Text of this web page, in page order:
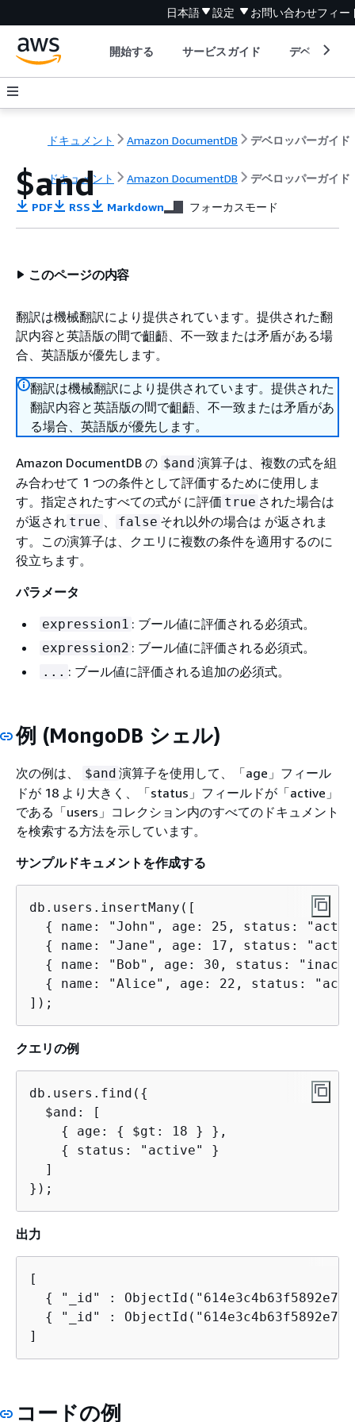
日本語 設定 お問い合わせフィー
開始する サービスガイド デベロッパ
ドキュメント Amazon DocumentDB デベロッパーガイド
ドキュメント Amazon DocumentDB デベロッパーガイド
$and
PDF RSS Markdown フォーカスモード
このページの内容
翻訳は機械翻訳により提供されています。提供された翻
訳内容と英語版の間で齟齬、不一致または矛盾がある場
合、英語版が優先します。
翻訳は機械翻訳により提供されています。提供された
翻訳内容と英語版の間で齟齬、不一致または矛盾があ
る場合、英語版が優先します。
Amazon DocumentDB の $and 演算子は、複数の式を組
み合わせて 1 つの条件として評価するために使用しま
す。指定されたすべての式が に評価 true された場合は
が返され true 、 false それ以外の場合は が返されま
す。この演算子は、クエリに複数の条件を適用するのに
役立ちます。
パラメータ
expression1 : ブール値に評価される必須式。
expression2 : ブール値に評価される必須式。
... : ブール値に評価される追加の必須式。
例 (MongoDB シェル)
次の例は、 $and 演算子を使用して、「age」フィール
ドが 18 より大きく、「status」フィールドが「active」
である「users」コレクション内のすべてのドキュメント
を検索する方法を示しています。
サンプルドキュメントを作成する
db.users.insertMany([
{
name: "John", age: 25, status:
{
name: "Jane", age: 17, status:
{
name: "Bob", age: 30, status:
{
name: "Alice", age: 22, status:
]);
クエリの例
db.users.find( {
  $and: [
{
age: {
$gt: 18 } },
{
status: "active" }
  ]
});
出力
[
{
"_id" :
{
"_id" :
]
コードの例